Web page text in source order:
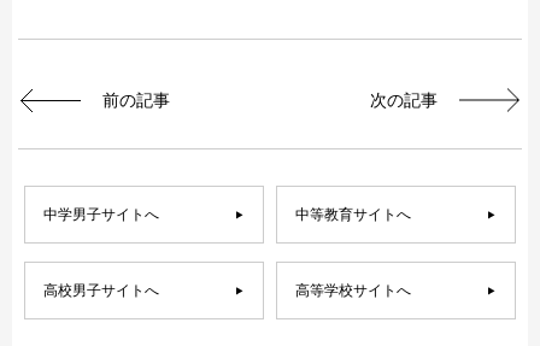
前の記事 次の記事
中学男子サイトへ 中等教育サイトへ
高校男子サイトへ 高等学校サイトへ